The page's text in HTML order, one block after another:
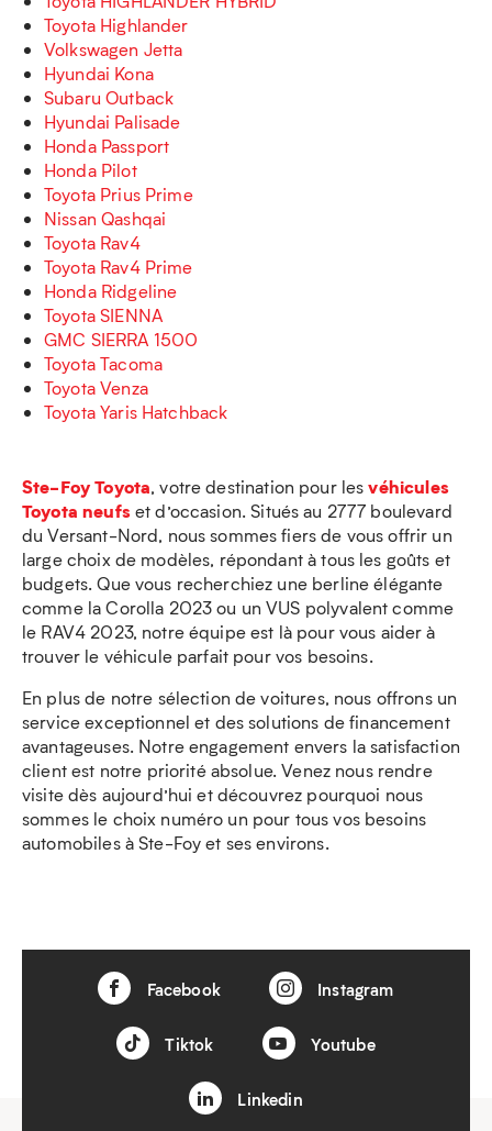
Toyota Highlander
Volkswagen Jetta
Hyundai Kona
Subaru Outback
Hyundai Palisade
Honda Passport
Honda Pilot
Toyota Prius Prime
Nissan Qashqai
Toyota Rav4
Toyota Rav4 Prime
Honda Ridgeline
Toyota SIENNA
GMC SIERRA 1500
Toyota Tacoma
Toyota Venza
Toyota Yaris Hatchback
Ste-Foy Toyota, votre destination pour lesvéhicules
Toyota neufset d’occasion. Situés au 2777 boulevard
du Versant-Nord, nous sommes fiers de vous offrir un
large choix de modèles, répondant à tous les goûts et
budgets. Que vous recherchiez une berline élégante
comme la Corolla 2023 ou un VUS polyvalent comme
le RAV4 2023, notre équipe est là pour vous aider à
trouver le véhicule parfait pour vos besoins.
En plus de notre sélection de voitures, nous offrons un
service exceptionnel et des solutions de financement
avantageuses. Notre engagement envers la satisfaction
client est notre priorité absolue. Venez nous rendre
visite dès aujourd’hui et découvrez pourquoi nous
sommes le choix numéro un pour tous vos besoins
automobiles à Ste-Foy et ses environs.
Facebook Instagram
Tiktok Youtube
Linkedin